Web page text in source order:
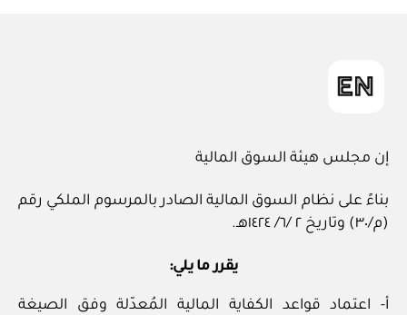
إن مجلس هيئة السوق المالية
بناءً على نظام السوق المالية الصادر بالمرسوم الملكي رقم
(م/٣٠) وتاريخ ٢ /٦/ ١٤٢٤هـ.
يقرر ما يلي:
أ- اعتماد قواعد الكفاية المالية المُعدّلة وفق الصيغة